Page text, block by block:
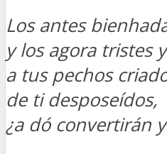
Los antes
y los agora tristes
a tus pechos
de ti desposeídos,
¿a dó convertirán